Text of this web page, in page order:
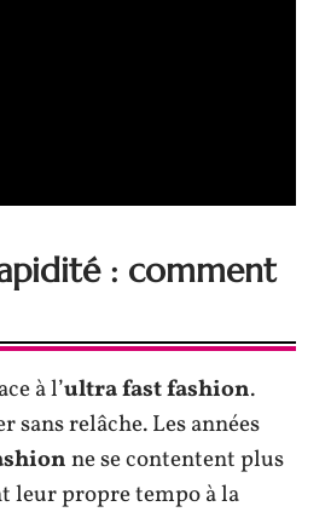
: comment
à l’ultra fast fashion.
sans relâche. Les années
ne se contentent plus
leur propre tempo à la